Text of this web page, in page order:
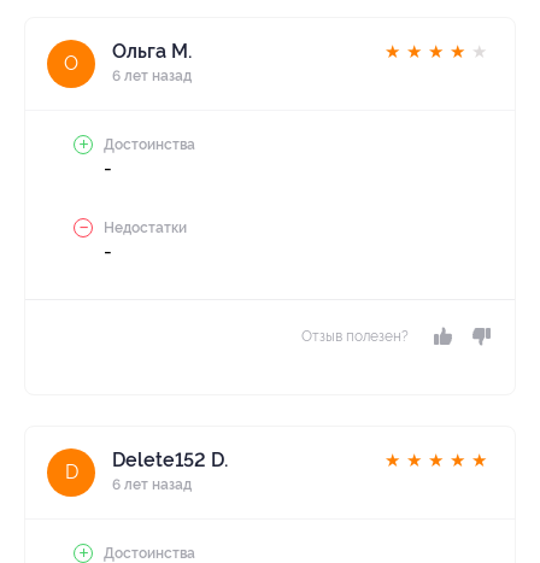
О
Ольга М.
6 лет назад
★ ★ ★ ★ ★
Достоинства
-
Недостатки
-
Отзыв полезен?
D
Delete152 D.
6 лет назад
★ ★ ★ ★ ★
Достоинства